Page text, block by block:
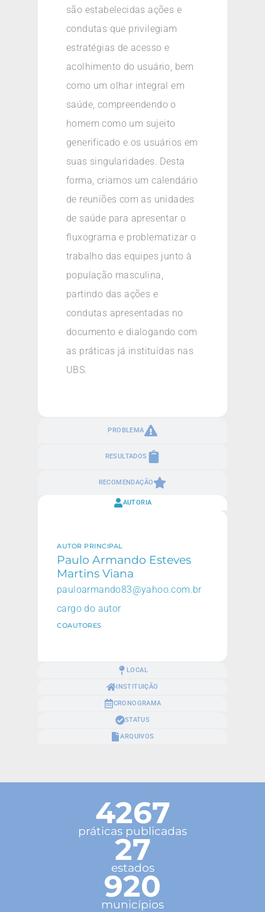
PROBLEMA
RESULTADOS
RECOMENDAÇÃO
são estabelecidas ações e
condutas que privilegiam
estratégias de acesso e
acolhimento do usuário, bem
como um olhar integral em
saúde, compreendendo o
homem como um sujeito
generificado e os usuários em
suas singularidades. Desta
forma, criamos um calendário
de reuniões com as unidades
de saúde para apresentar o
fluxograma e problematizar o
trabalho das equipes junto à
população masculina,
partindo das ações e
condutas apresentadas no
documento e dialogando com
as práticas já instituídas nas
UBS.
AUTORIA
LOCAL
INSTITUIÇÃO
CRONOGRAMA
STATUS
ARQUIVOS
AUTOR PRINCIPAL
Paulo Armando Esteves
Martins Viana
pauloarmando83@yahoo.com.br
cargo do autor
COAUTORES
4267
práticas publicadas
27
estados
920
municípios